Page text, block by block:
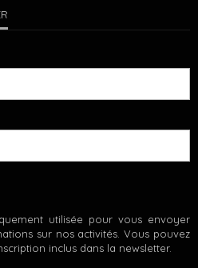
utilisée pour vous envoyer
sur nos activités. Vous pouvez
inclus dans la newsletter.